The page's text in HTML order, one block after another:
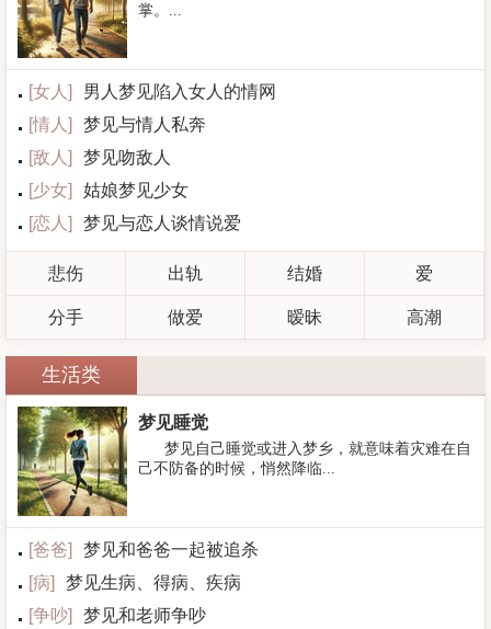
掌。...
[女人 ]
男人梦见陷入女人的情网
[情人 ]
梦见与情人私奔
[敌人 ]
梦见吻敌人
[少女]
姑娘梦见少女
[恋人 ] 梦见与恋人谈情说爱
悲伤 出轨 结婚 爱
分手 做爱 暧昧 高潮
生活类
梦见睡觉
梦见自己睡觉或进入梦乡，就意味着灾难在自
己不防备的时候，悄然降临...
[爸爸]
梦见和爸爸一起被追杀
[病]
梦见生病、得病、疾病
[争吵]
梦见和老师争吵